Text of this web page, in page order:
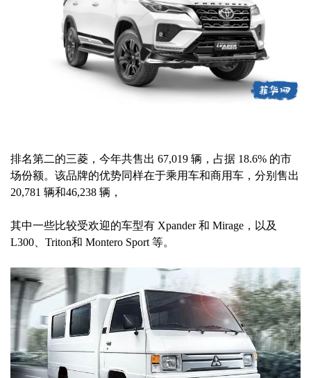
排名第二的三菱，今年共售出 67,019 辆，占据 18.6% 的市
场份额。该品牌的优势同样在于乘用车和商用车，分别售出
20,781 辆和46,238 辆，
其中一些比较受欢迎的车型有 Xpander 和 Mirage，以及
L300、Triton和 Montero Sport 等。